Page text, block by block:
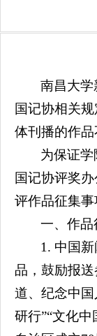
南昌大
国记协相关
体刊播的作
为保证
国记协评奖
评作品征集事
一、作品
1. 中国
品，鼓励报
道、纪念中
研行”“文化